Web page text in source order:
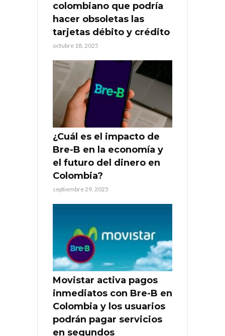
colombiano que podría
hacer obsoletas las
tarjetas débito y crédito
octubre 18, 2025
¿Cuál es el impacto de
Bre-B en la economía y
el futuro del dinero en
Colombia?
septiembre 29, 2025
Movistar activa pagos
inmediatos con Bre-B en
Colombia y los usuarios
podrán pagar servicios
en segundos